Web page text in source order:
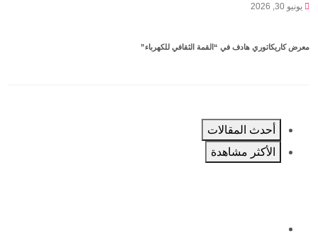
يونيو 30, 2026
معرض كاريكاتوري هادف في “القمة الثقافي للكهرباء”
أحدث المقالات
الأكثر مشاهدة